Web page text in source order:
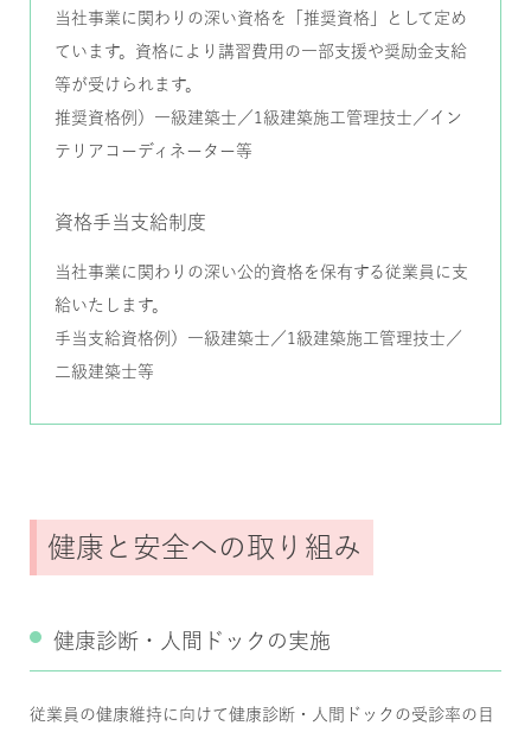
当社事業に関わりの深い資格を「推奨資格」として定め
ています。資格により講習費用の一部支援や奨励金支給
等が受けられます。
推奨資格例）一級建築士／1級建築施工管理技士／イン
テリアコーディネーター等
資格手当支給制度
当社事業に関わりの深い公的資格を保有する従業員に支
給いたします。
手当支給資格例）一級建築士／1級建築施工管理技士／
二級建築士等
健康と安全への取り組み
健康診断・人間ドックの実施
従業員の健康維持に向けて健康診断・人間ドックの受診率の目